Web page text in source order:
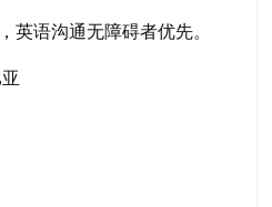
英语沟通无障碍者优先。